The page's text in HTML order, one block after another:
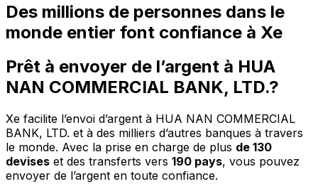
Des millions de personnes dans le
monde entier font confiance à Xe
Prêt à envoyer de l’argent à HUA
NAN COMMERCIAL BANK, LTD.?
Xe facilite l’envoi d’argent à HUA NAN COMMERCIAL
BANK, LTD. et à des milliers d’autres banques à travers
le monde. Avec la prise en charge de plus de 130
devises et des transferts vers 190 pays, vous pouvez
envoyer de l’argent en toute confiance.